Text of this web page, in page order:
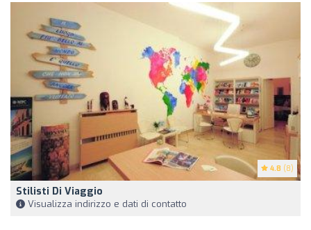
4.8 (8)
Stilisti Di Viaggio
Visualizza indirizzo e dati di contatto